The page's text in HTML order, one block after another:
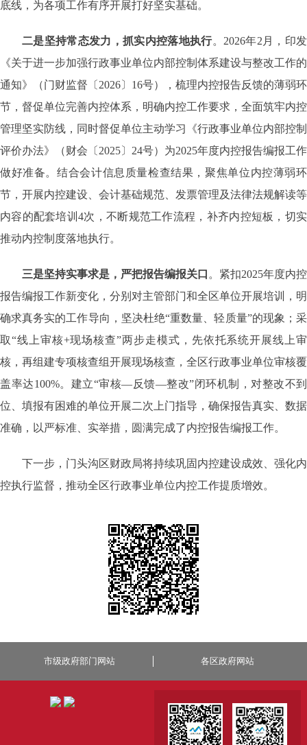
底线，为各项工作有序开展打好坚实基础。
二是坚持常态发力，抓实内控落地执行。 2026年2 月，印发
《关于进一步加强行政事业单位内部控制体系建设与整改工作的
通知》（门财监督〔 2026〕 16号），梳理内控报告反馈的薄弱环
节，督促单位完善内控体系，明确内控工作要求，全面筑牢内控
管理坚实防线，同时督促单位主动学习《行政事业单位内部控制
评价办法》（财会〔 2025〕 24号）为2025年度内控报告编报工作
做好准备。结合会计信息质量检查结果，聚焦单位内控薄弱环
节，开展内控建设、会计基础规范、发票管理及法律法规解读等
内容的配套培训4次， 不断规范工作流程，补齐内控短板，切实
推动内控制度落地执行。
三是坚持实事求是，严把报告编报关口 。紧扣2025年度内控
报告编报工作新变化，分别对主管部门和全区单位开展培训，明
确求真务实的工作导向，坚决杜绝“重数量、轻质量”的现象；采
取“线上审核+现场核查”两步走模式，先依托系统开展线上审
核，再组建专项核查组开展现场核查，全区行政事业单位审核覆
盖率达100%。建立“审核—反馈—整改”闭环机制，对整改不到
位、填报有困难的单位开展二次上门指导，确保报告真实、数据
准确，以严标准、实举措，圆满完成了内控报告编报工作。
下一步，门头沟区财政局将持续巩固内控建设成效、强化内
控执行监督，推动全区行政事业单位内控工作提质增效。
市级政府部门网站 各区政府网站